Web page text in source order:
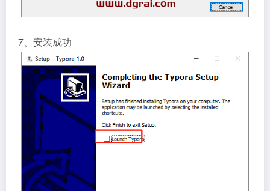
7、安装成功